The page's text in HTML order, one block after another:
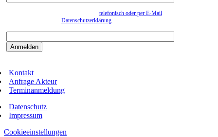
telefonisch oder per E-Mail
Datenschutzerklärung
Kontakt
Anfrage Akteur
Terminanmeldung
Datenschutz
Impressum
Cookieeinstellungen